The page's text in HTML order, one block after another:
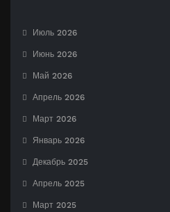
Июль 2026
Июнь 2026
Май 2026
Апрель 2026
Март 2026
Январь 2026
Декабрь 2025
Апрель 2025
Март 2025